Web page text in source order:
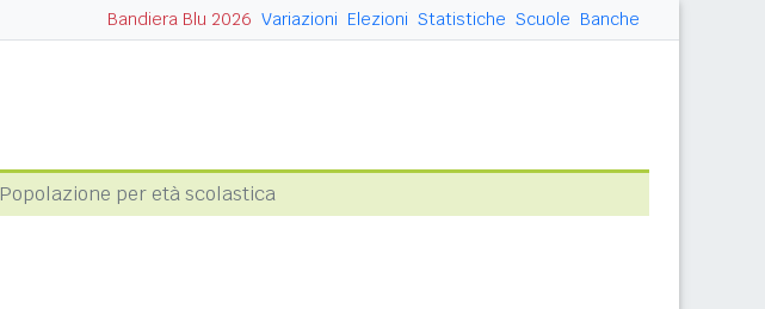
Bandiera Blu 2026 Variazioni Elezioni Statistiche Scuole Banche
Popolazione per età scolastica